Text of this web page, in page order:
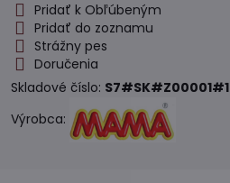
Pridať k Obľúbeným
Pridať do zoznamu
Strážny pes
Doručenia
Skladové číslo: S7#SK#Z00001#1
Výrobca: